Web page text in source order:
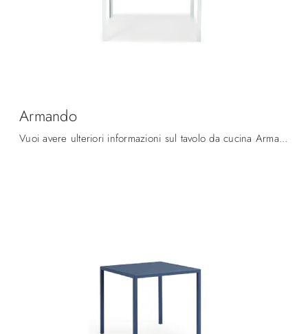
Armando
Vuoi avere ulteriori informazioni sul tavolo da cucina Armando di Midj? Clicca e scopri di più sui modelli fissi del marchio.